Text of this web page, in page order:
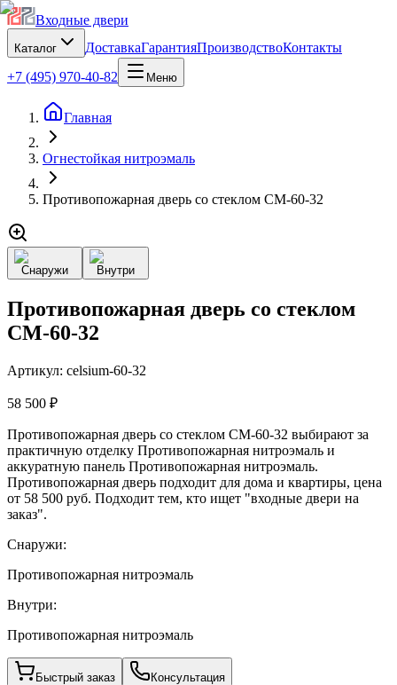
Входные двери
Каталог ДоставкаГарантияПроизводствоКонтакты
+7 (495) 970-40-82
Меню
Главная
Огнестойкая нитроэмаль
Противопожарная дверь со стеклом CM-60-32
Снаружи Внутри
Противопожарная дверь со стеклом
CM-60-32
Артикул: celsium-60-32
58 500 ₽
Противопожарная дверь со стеклом CM-60-32 выбирают за
практичную отделку Противопожарная нитроэмаль и
аккуратную панель Противопожарная нитроэмаль.
Противопожарная дверь подходит для дома и квартиры, цена
от 58 500 руб. Подходит тем, кто ищет "входные двери на
заказ".
Снаружи:
Противопожарная нитроэмаль
Внутри:
Противопожарная нитроэмаль
Быстрый заказ Консультация